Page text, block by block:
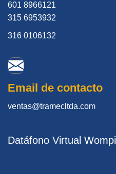
601 8966121
315 6953932
316 0106132
Email de contacto
ventas@tramecltda.com
Datáfono Virtual Wompi